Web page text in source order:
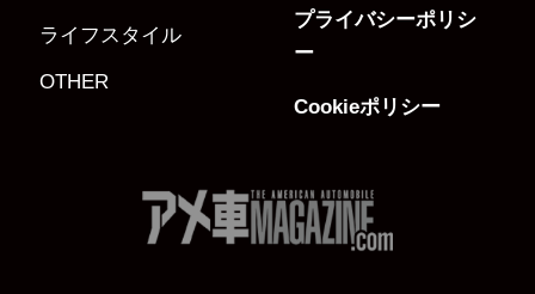
ライフスタイル
OTHER
プライバシーポリシ
ー
Cookieポリシー